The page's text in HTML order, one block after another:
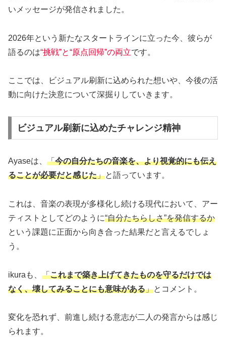
いメッセージが発信されました。
2026年という新たなスタートラインに立った今、彼らが
語るのは“挑戦”と“原点回帰”の両立です。
ここでは、ビジュアル刷新に込められた想いや、今後の活
動に向けた決意について深掘りしていきます。
ビジュアル刷新に込めたチャレンジ精神
Ayaseは、 「今の自分たちの音楽を、より視覚的にも伝え
ることが必要だと感じた」と語っています。
これは、音楽の表現が多様化し続ける現代において、アー
ティストとしてどのように“自分たちらしさ”を発信するか
という課題に正面から向き合った結果だと言えるでしょ
う。
ikuraも、 「これまで築き上げてきたものを守るだけでは
なく、壊してみることにも意味がある」とコメント。
変化を恐れず、前進し続ける意志が二人の発言からは感じ
られます。